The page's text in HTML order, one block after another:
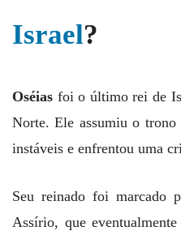
Israel?
Oséias foi o último rei de
Norte. Ele assumiu o trono
instáveis e enfrentou uma
Seu reinado foi marcado
Assírio, que